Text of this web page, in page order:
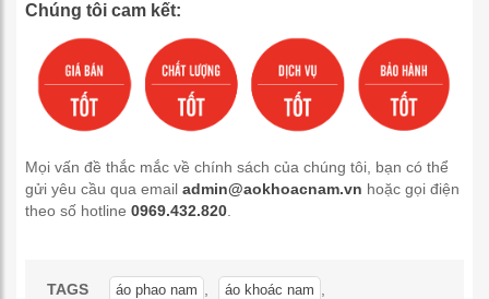
Chúng tôi cam kết:
Mọi vấn đề thắc mắc về chính sách của chúng tôi, bạn có thể
gửi yêu cầu qua email admin@aokhoacnam.vn hoặc gọi điện
theo số hotline 0969.432.820
TAGS áo phao nam áo khoác nam